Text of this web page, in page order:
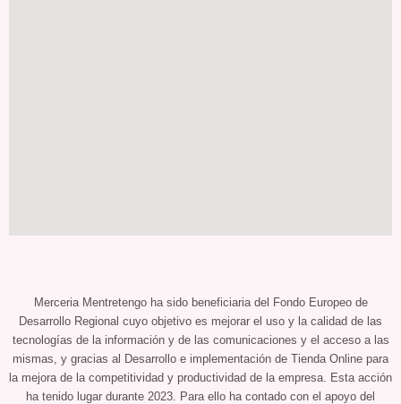
Merceria Mentretengo ha sido beneficiaria del Fondo Europeo de
Desarrollo Regional cuyo objetivo es mejorar el uso y la calidad de las
tecnologías de la información y de las comunicaciones y el acceso a las
mismas, y gracias al Desarrollo e implementación de Tienda Online para
la mejora de la competitividad y productividad de la empresa. Esta acción
ha tenido lugar durante 2023. Para ello ha contado con el apoyo del